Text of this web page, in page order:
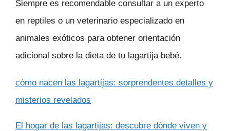
Siempre es recomendable consultar a un experto
en reptiles o un veterinario especializado en
animales exóticos para obtener orientación
adicional sobre la dieta de tu lagartija bebé.
cómo nacen las lagartijas: sorprendentes detalles y
misterios revelados
El hogar de las lagartijas: descubre dónde viven y